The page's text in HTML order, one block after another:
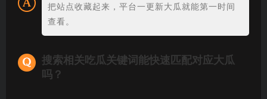
把站点收藏起来，平台一更新大瓜就能第一时间
查看。
搜索相关吃瓜关键词能快速匹配对应大瓜
吗？